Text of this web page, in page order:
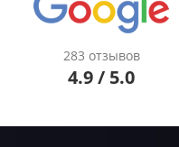
283 отзывов
4.9 / 5.0